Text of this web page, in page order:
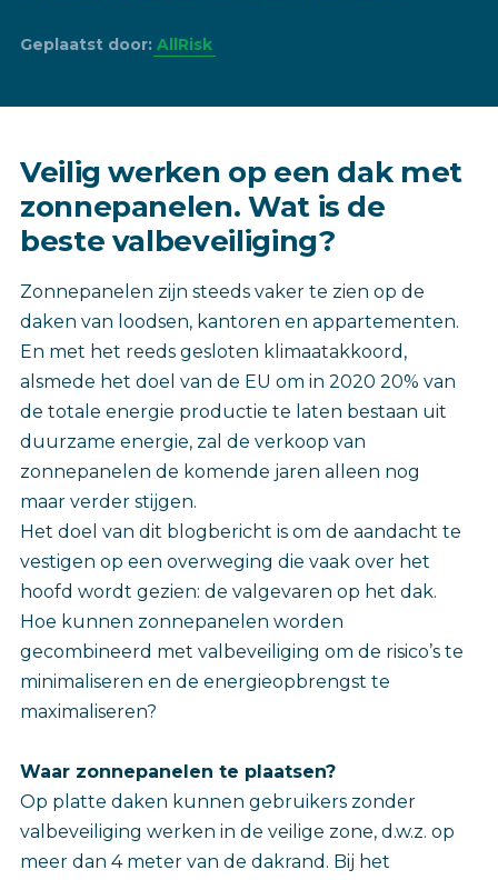
Geplaatst door: AllRisk
Veilig werken op een dak met
zonnepanelen. Wat is de
beste valbeveiliging?
Zonnepanelen zijn steeds vaker te zien op de
daken van loodsen, kantoren en appartementen.
En met het reeds gesloten klimaatakkoord,
alsmede het doel van de EU om in 2020 20% van
de totale energie productie te laten bestaan uit
duurzame energie, zal de verkoop van
zonnepanelen de komende jaren alleen nog
maar verder stijgen.
Het doel van dit blogbericht is om de aandacht te
vestigen op een overweging die vaak over het
hoofd wordt gezien: de valgevaren op het dak.
Hoe kunnen zonnepanelen worden
gecombineerd met valbeveiliging om de risico’s te
minimaliseren en de energieopbrengst te
maximaliseren?
Waar zonnepanelen te plaatsen?
Op platte daken kunnen gebruikers zonder
valbeveiliging werken in de veilige zone, d.w.z. op
meer dan 4 meter van de dakrand. Bij het